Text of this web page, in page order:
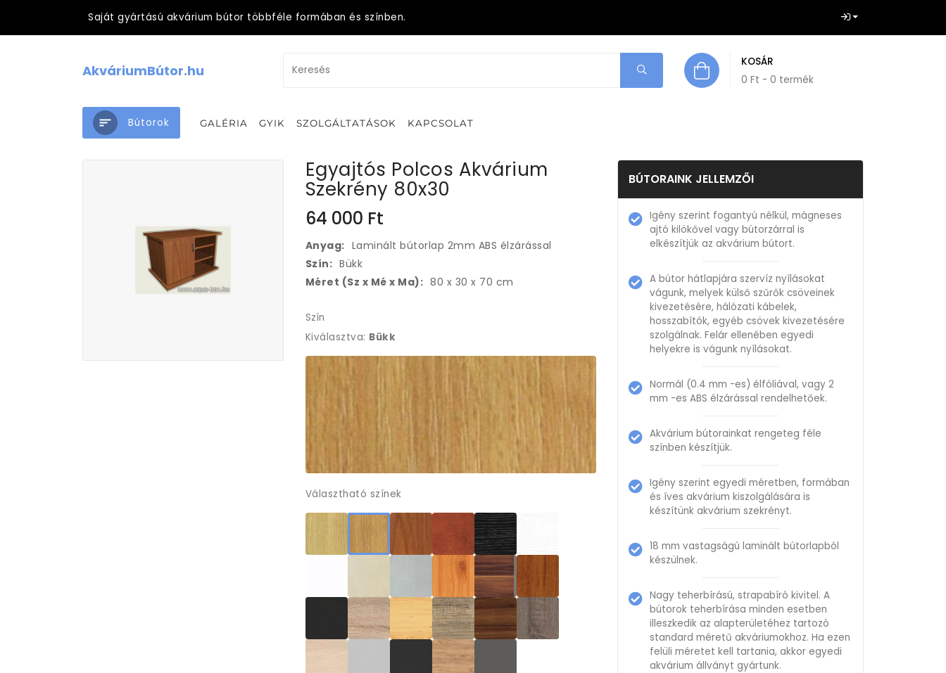
Saját gyártású akvárium bútor többféle formában és színben.
KOSÁR
0 Ft - 0 termék
AkváriumBútor.hu
Bútorok GALÉRIA GYIK SZOLGÁLTATÁSOK KAPCSOLAT
Egyajtós Polcos Akvárium
Szekrény 80x30
64 000 Ft
Anyag: Laminált bútorlap 2mm ABS élzárással
Szín: Bükk
Méret (Sz x Mé x Ma): 80 x 30 x 70 cm
Szín
Kiválasztva: Bükk
Választható színek
BÚTORAINK JELLEMZŐI
Igény szerint fogantyú nélkül, mágneses
ajtó kilökővel vagy bútorzárral is
elkészítjük az akvárium bútort.
A bútor hátlapjára szervíz nyílásokat
vágunk, melyek külső szűrők csöveinek
kivezetésére, hálózati kábelek,
hosszabítók, egyéb csövek kivezetésére
szolgálnak. Felár ellenében egyedi
helyekre is vágunk nyílásokat.
Normál (0.4 mm -es) élfóliával, vagy 2
mm -es ABS élzárással rendelhetőek.
Akvárium bútorainkat rengeteg féle
színben készítjük.
Igény szerint egyedi méretben, formában
és íves akvárium kiszolgálására is
készítünk akvárium szekrényt.
18 mm vastagságú laminált bútorlapból
készülnek.
Nagy teherbírású, strapabíró kivitel. A
bútorok teherbírása minden esetben
illeszkedik az alapterületéhez tartozó
standard méretű akváriumokhoz. Ha ezen
felüli méretet kell tartania, akkor egyedi
akvárium állványt gyártunk.